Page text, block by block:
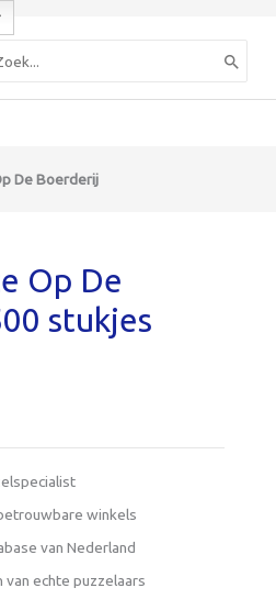
De Boerderij
Op De
stukjes
winkels
van Nederland
van echte puzzelaars